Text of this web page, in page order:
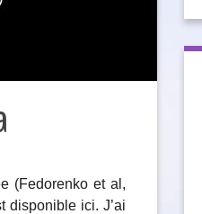
(Fedorenko et al,
disponible ici. J’ai